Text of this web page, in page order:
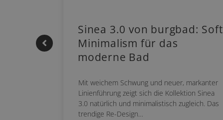
Sinea 3.0 von burgbad: Soft
Minimalism für das
moderne Bad
Mit weichem Schwung und neuer, markanter
Linienführung zeigt sich die Kollektion Sinea
3.0 natürlich und minimalistisch zugleich. Das
trendige Re-Design…